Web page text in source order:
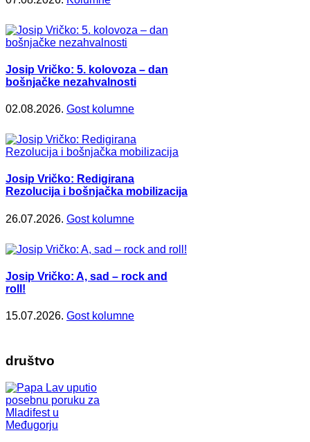
Josip Vričko: 5. kolovoza – dan
bošnjačke nezahvalnosti
02.08.2026. Gost kolumne
Josip Vričko: Redigirana
Rezolucija i bošnjačka mobilizacija
26.07.2026. Gost kolumne
Josip Vričko: A, sad – rock and
roll!
15.07.2026. Gost kolumne
društvo